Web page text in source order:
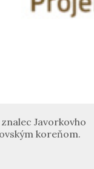
Javorkovho
koreňom.